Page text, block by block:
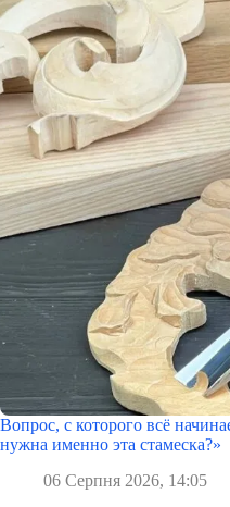
Вопрос, с которого всё
нужна именно эта стамеска?»
06 Серпня 2026, 14:05